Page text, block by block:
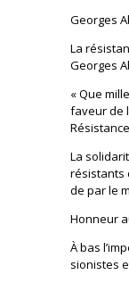
Georges
La
Georges
« Que
faveur de
La
résistants
de par le
Honneur
À bas
sionistes